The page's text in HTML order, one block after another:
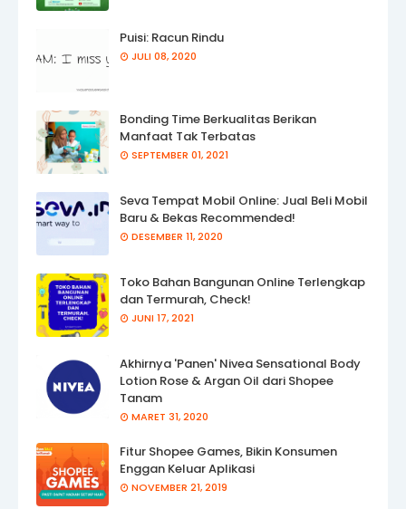
Puisi: Racun Rindu
JULI 08, 2020
Bonding Time Berkualitas Berikan
Manfaat Tak Terbatas
SEPTEMBER 01, 2021
Seva Tempat Mobil Online: Jual Beli Mobil
Baru & Bekas Recommended!
DESEMBER 11, 2020
Toko Bahan Bangunan Online Terlengkap
dan Termurah, Check!
JUNI 17, 2021
Akhirnya 'Panen' Nivea Sensational Body
Lotion Rose & Argan Oil dari Shopee
Tanam
MARET 31, 2020
Fitur Shopee Games, Bikin Konsumen
Enggan Keluar Aplikasi
NOVEMBER 21, 2019